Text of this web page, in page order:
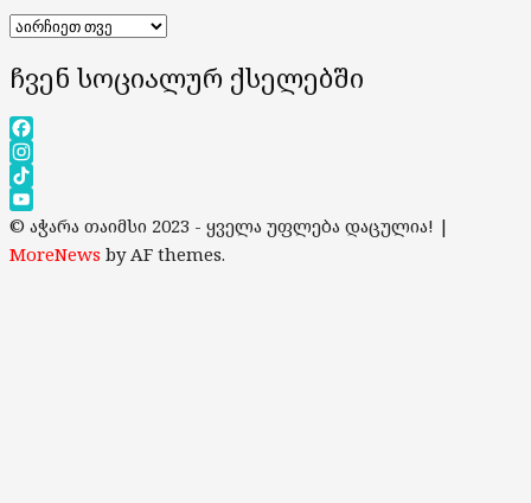
არქივები
ჩვენ სოციალურ ქსელებში
Facebook
Instagram
TikTok
YouTube
Channel
© აჭარა თაიმსი 2023 - ყველა უფლება დაცულია! |
MoreNews by AF themes.